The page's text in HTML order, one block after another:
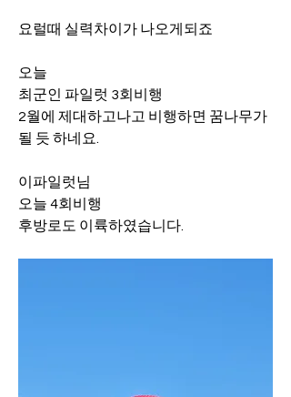
요럴때 실력차이가 나오게되죠
오늘
최군인 파일럿 3회비행
2월에 제대하고나고 비행하면 꿈나무가
될 듯 하네요.
이파일럿님
오늘 4회비행
후방로도 이륙하였습니다.